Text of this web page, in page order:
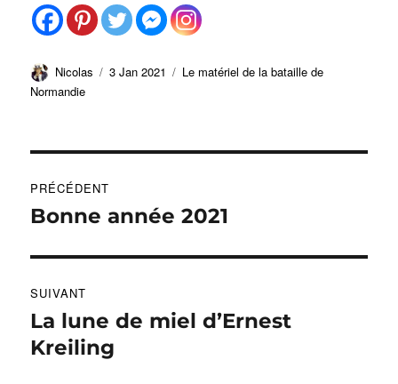
Auteur
Nicolas
Publié
3 Jan 2021 Catégories
Le matériel de la bataille de
Normandie
de
PRÉCÉDENT
Publication
Bonne année 2021
SUIVANT
Publication
suivante :
La lune de miel d’Ernest
Kreiling